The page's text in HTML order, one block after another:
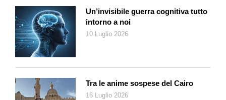
Un’invisibile guerra cognitiva tutto
intorno a noi
10 Luglio 2026
Tra le anime sospese del Cairo
16 Luglio 2026